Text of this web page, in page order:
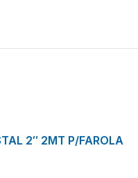
2″ 2MT P/FAROLA